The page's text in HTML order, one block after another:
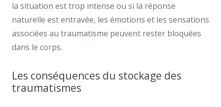
la situation est trop intense ou si la réponse
naturelle est entravée, les émotions et les sensations
associées au traumatisme peuvent rester bloquées
dans le corps.
Les conséquences du stockage des
traumatismes